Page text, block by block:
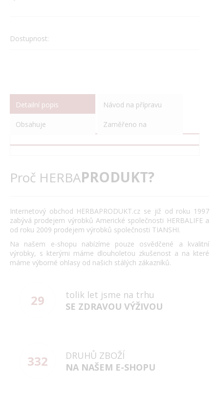
Dostupnost:
Detailní popis Návod na přípravu
Obsahuje Zaměřeno na
Proč HERBAPRODUKT?
Internetový obchod HERBAPRODUKT.cz se již od roku 1997
zabývá prodejem výrobků Americké společnosti HERBALIFE a
od roku 2009 prodejem výrobků společnosti TIANSHI.
Na našem e-shopu nabízíme pouze osvědčené a kvalitní
výrobky, s kterými máme dlouholetou zkušenost a na které
máme výborné ohlasy od našich stálých zákazníků.
29
tolik let jsme na trhu
SE ZDRAVOU VÝŽIVOU
332
DRUHŮ ZBOŽÍ
NA NAŠEM E-SHOPU